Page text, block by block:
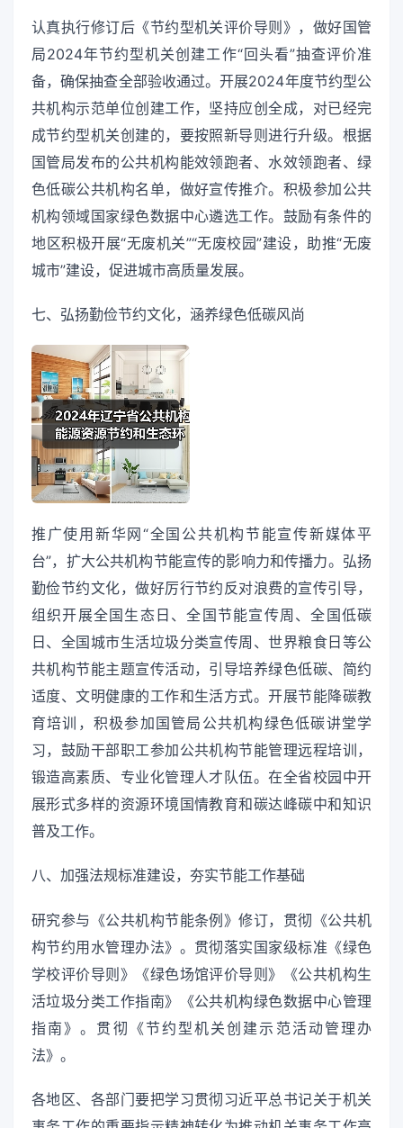
认真执行修订后《节约型机关评价导则》，做好国管
局2024年节约型机关创建工作“回头看”抽查评价准
备，确保抽查全部验收通过。开展2024年度节约型公
共机构示范单位创建工作，坚持应创全成，对已经完
成节约型机关创建的，要按照新导则进行升级。根据
国管局发布的公共机构能效领跑者、水效领跑者、绿
色低碳公共机构名单，做好宣传推介。积极参加公共
机构领域国家绿色数据中心遴选工作。鼓励有条件的
地区积极开展“无废机关”“无废校园”建设，助推“无废
城市”建设，促进城市高质量发展。
七、弘扬勤俭节约文化，涵养绿色低碳风尚
推广使用新华网“全国公共机构节能宣传新媒体平
台”，扩大公共机构节能宣传的影响力和传播力。弘扬
勤俭节约文化，做好厉行节约反对浪费的宣传引导，
组织开展全国生态日、全国节能宣传周、全国低碳
日、全国城市生活垃圾分类宣传周、世界粮食日等公
共机构节能主题宣传活动，引导培养绿色低碳、简约
适度、文明健康的工作和生活方式。开展节能降碳教
育培训，积极参加国管局公共机构绿色低碳讲堂学
习，鼓励干部职工参加公共机构节能管理远程培训，
锻造高素质、专业化管理人才队伍。在全省校园中开
展形式多样的资源环境国情教育和碳达峰碳中和知识
普及工作。
八、加强法规标准建设，夯实节能工作基础
研究参与《公共机构节能条例》修订，贯彻《公共机
构节约用水管理办法》。贯彻落实国家级标准《绿色
学校评价导则》《绿色场馆评价导则》《公共机构生
活垃圾分类工作指南》《公共机构绿色数据中心管理
指南》。贯彻《节约型机关创建示范活动管理办
法》。
各地区、各部门要把学习贯彻习近平总书记关于机关